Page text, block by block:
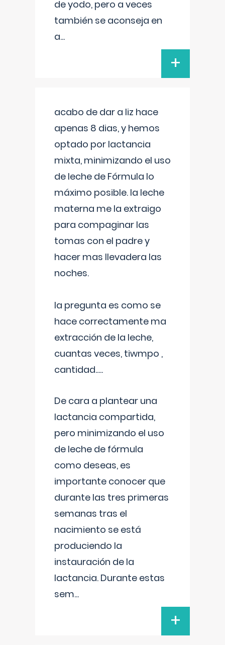
de yodo, pero a veces
también se aconseja en
a...
+
acabo de dar a liz hace
apenas 8 dias, y hemos
optado por lactancia
mixta, minimizando el uso
de leche de Fórmula lo
máximo posible. la leche
materna me la extraigo
para compaginar las
tomas con el padre y
hacer mas llevadera las
noches.
la pregunta es como se
hace correctamente ma
extracción de la leche,
cuantas veces, tiwmpo ,
cantidad.....
De cara a plantear una
lactancia compartida,
pero minimizando el uso
de leche de fórmula
como deseas, es
importante conocer que
durante las tres primeras
semanas tras el
nacimiento se está
produciendo la
instauración de la
lactancia. Durante estas
sem...
+